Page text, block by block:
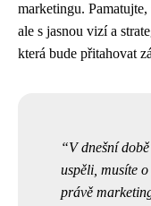
marketingu.
ale s jasnou vizí a
která bude přitahovat
V dnešní
uspěli, musíte
právě